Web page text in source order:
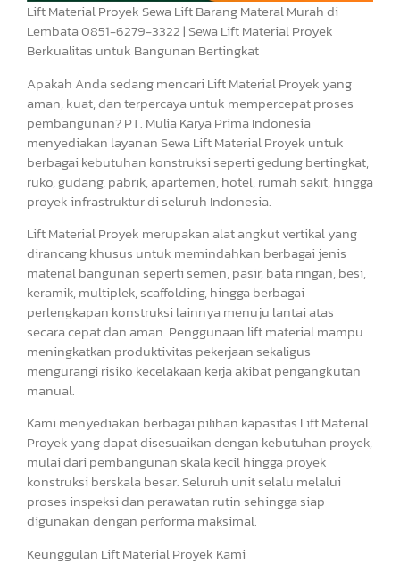
Lift Material Proyek Sewa Lift Barang Materal Murah di
Lembata 0851-6279-3322 | Sewa Lift Material Proyek
Berkualitas untuk Bangunan Bertingkat
Apakah Anda sedang mencari Lift Material Proyek yang
aman, kuat, dan terpercaya untuk mempercepat proses
pembangunan? PT. Mulia Karya Prima Indonesia
menyediakan layanan Sewa Lift Material Proyek untuk
berbagai kebutuhan konstruksi seperti gedung bertingkat,
ruko, gudang, pabrik, apartemen, hotel, rumah sakit, hingga
proyek infrastruktur di seluruh Indonesia.
Lift Material Proyek merupakan alat angkut vertikal yang
dirancang khusus untuk memindahkan berbagai jenis
material bangunan seperti semen, pasir, bata ringan, besi,
keramik, multiplek, scaffolding, hingga berbagai
perlengkapan konstruksi lainnya menuju lantai atas
secara cepat dan aman. Penggunaan lift material mampu
meningkatkan produktivitas pekerjaan sekaligus
mengurangi risiko kecelakaan kerja akibat pengangkutan
manual.
Kami menyediakan berbagai pilihan kapasitas Lift Material
Proyek yang dapat disesuaikan dengan kebutuhan proyek,
mulai dari pembangunan skala kecil hingga proyek
konstruksi berskala besar. Seluruh unit selalu melalui
proses inspeksi dan perawatan rutin sehingga siap
digunakan dengan performa maksimal.
Keunggulan Lift Material Proyek Kami